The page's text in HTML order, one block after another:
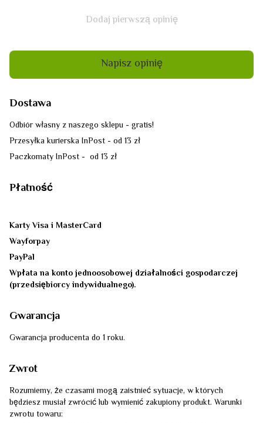
Dodaj pierwszą opinię
Napisz opinię
Dostawa
Odbiór własny z naszego sklepu - gratis!
Przesyłka kurierska InPost - od 13 zł
Paczkomaty InPost - od 13 zł
Płatność
Karty Visa i MasterCard
Wayforpay
PayPal
Wpłata na konto jednoosobowej działalności gospodarczej
(przedsiębiorcy indywidualnego).
Gwarancja
Gwarancja producenta do 1 roku.
Zwrot
Rozumiemy, że czasami mogą zaistnieć sytuacje, w których
będziesz musiał zwrócić lub wymienić zakupiony produkt. Warunki
zwrotu towaru: